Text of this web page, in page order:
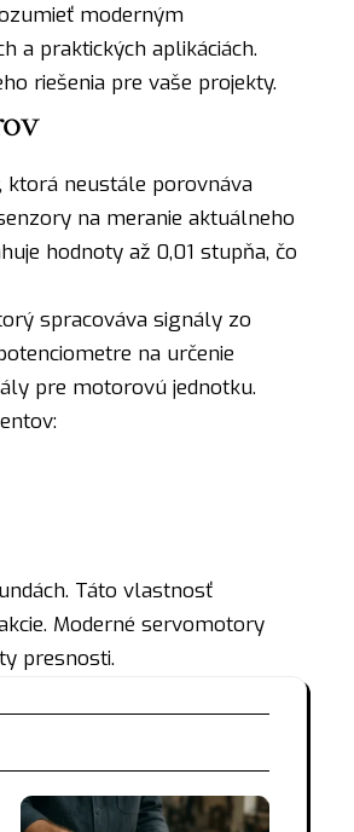
moderným
a praktických aplikáciách.
riešenia pre vaše projekty.
ktorá neustále porovnáva
na meranie aktuálneho
hodnoty až 0,01 stupňa, čo
spracováva signály zo
na určenie
pre motorovú jednotku.
Táto vlastnosť
Moderné servomotory
presnosti.